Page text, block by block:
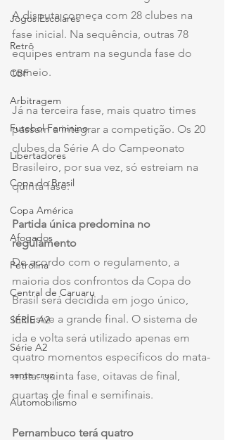
Jogos Escolares
Retrô
CBF
Arbitragem
Futebol Feminino
Libertadores
Copa do Brasil
Copa América
Afogados
Petrolina
Central de Caruaru
SÉRIE A2
Série A2
santa cruz
Automobilismo
A disputa começa com 28 clubes na
fase inicial. Na sequência, outras 78
equipes entram na segunda fase do
torneio.
Já na terceira fase, mais quatro times
passam a integrar a competição. Os 20
clubes da Série A do Campeonato
Brasileiro, por sua vez, só estreiam na
quinta fase.
Partida única predomina no
regulamento
De acordo com o regulamento, a
maioria dos confrontos da Copa do
Brasil será decidida em jogo único,
inclusive a grande final. O sistema de
ida e volta será utilizado apenas em
quatro momentos específicos do mata-
mata: quinta fase, oitavas de final,
quartas de final e semifinais.
Pernambuco terá quatro